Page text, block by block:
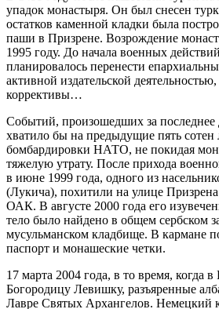
упадок монастыря. Он был снесен
остатков каменной кладки была
паши в Призрене. Возрождение
1995 году. До начала военных
планировалось перенести
активной издательской
коррективы…
Событий, произошедших за последнее
хватило бы на предыдущие пять сотен
бомбардировки НАТО, не покидая
тяжелую утрату. После прихода
в июне 1999 года, одного из
(Лукича), похитили на улице
ОАК. В августе 2000 года его
тело было найдено в общем сербском
мусульманском кладбище. В кармане
паспорт и монашеские четки.
17 марта 2004 года, в то время, когда
Богородицу Левишку, разъяренные
Лавре Святых Архангелов. Немецкий